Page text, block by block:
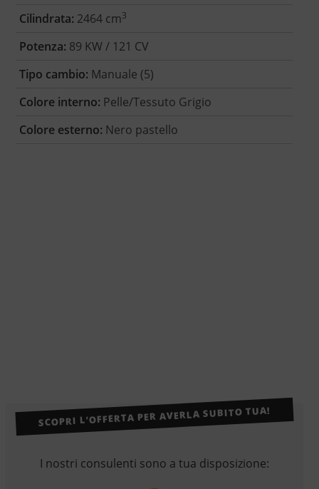
Cilindrata: 2464 cm3
Potenza: 89 KW / 121 CV
Tipo cambio: Manuale (5)
Colore interno: Pelle/Tessuto Grigio
Colore esterno: Nero pastello
SCOPRI L’OFFERTA PER AVERLA SUBITO TUA!
I nostri consulenti sono a tua disposizione: